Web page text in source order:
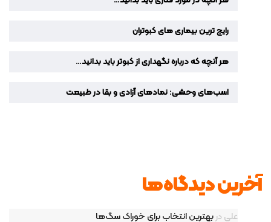
رایج ترین بیماری های کبوتران
هر آنچه که درباره نگهداری از کبوتر باید بدانید…
اسب‌های وحشی: نمادهای آزادی و بقا در طبیعت
آخرین دیدگاه‌ها
علی دربهترین انتخاب برای خوراک سگ‌ها